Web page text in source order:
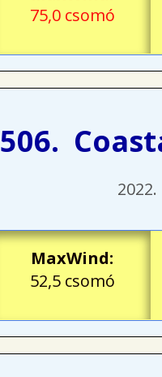
75,0 csomó
506.
MaxWind:
52,5 csomó